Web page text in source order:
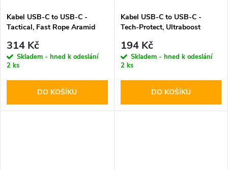
Kabel USB-C to USB-C -
Tactical, Fast Rope Aramid
314 Kč
Skladem - hned k odeslání
2 ks
DO KOŠÍKU
Kabel USB-C to USB-C -
Tech-Protect, Ultraboost
194 Kč
Skladem - hned k odeslání
2 ks
DO KOŠÍKU